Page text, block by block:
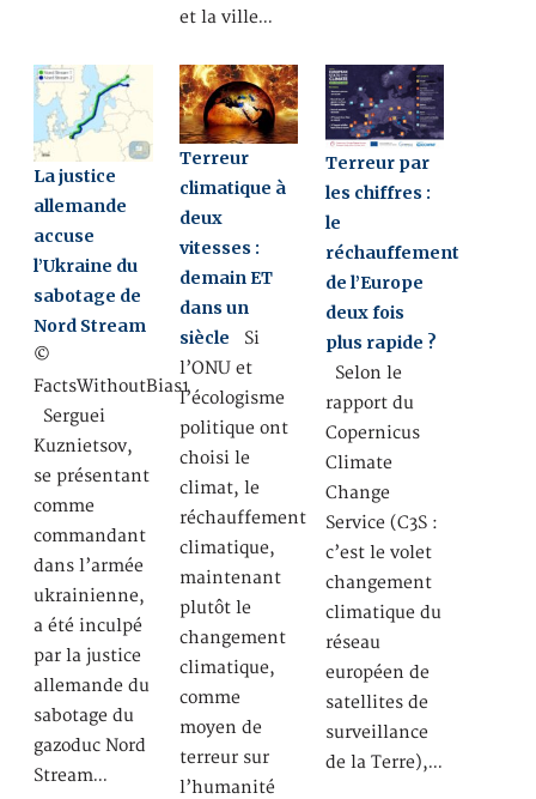
et la ville…
La justice
allemande
accuse
l’Ukraine du
sabotage de
Nord Stream
©
FactsWithoutBias1
Serguei
Kuznietsov,
se présentant
comme
commandant
dans l’armée
ukrainienne,
a été inculpé
par la justice
allemande du
sabotage du
gazoduc Nord
Stream…
Terreur
climatique à
deux
vitesses :
demain ET
dans un
siècle Si
l’ONU et
l’écologisme
politique ont
choisi le
climat, le
réchauffement
climatique,
maintenant
plutôt le
changement
climatique,
comme
moyen de
terreur sur
l’humanité
Terreur par
les chiffres :
le
réchauffement
de l’Europe
deux fois
plus rapide ?
Selon le
rapport du
Copernicus
Climate
Change
Service (C3S :
c’est le volet
changement
climatique du
réseau
européen de
satellites de
surveillance
de la Terre),…